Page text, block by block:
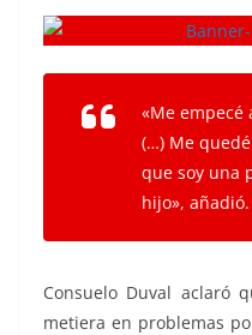
«Me
(…) Me
que soy una
hijo», añadió.
Consuelo Duval aclaró
metiera en problemas